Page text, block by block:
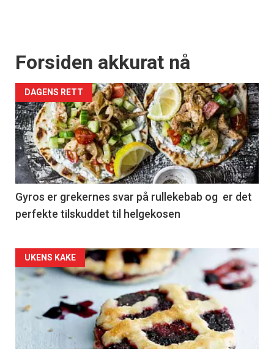
Forsiden akkurat nå
DAGENS RETT
Gyros er grekernes svar på rullekebab og er det
perfekte tilskuddet til helgekosen
Forsiden
akkurat
nå
UKENS KAKE